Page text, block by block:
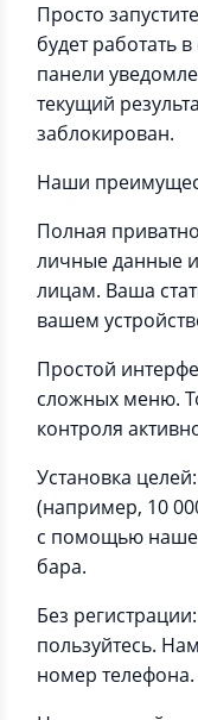
Просто
будет работать
панели
текущий
заблокирован.
Наши
Полная
личные данные
лицам. Ваша
вашем
Простой
сложных меню.
контроля
Установка
(например, 10
с помощью
бара.
Без
пользуйтесь.
номер телефона.